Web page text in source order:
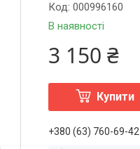
В наявності
Код:000996160
3 150 ₴
Купити
+380 (63) 760-69-42